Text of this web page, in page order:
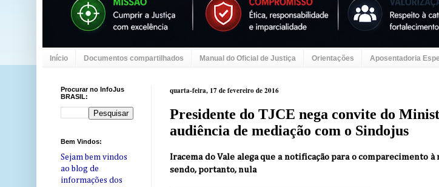
Início Documentos compartilhados Manual do Oficial de Justiça Orientações Aposentadoria
quarta-feira, 17 de fevereiro de 2016
Presidente do TJCE nega convite do
audiência de mediação com o Sindojus
Iracema do Vale alega que a notificação para o comparecimento
sendo, portanto, nula
Procurar no InfoJus
BRASIL:
Bem Vindos:
Sejam bem vindos
ao blog de
informações dos